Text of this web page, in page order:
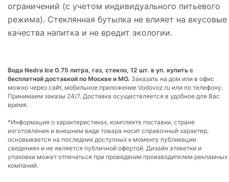
ограничений (с учетом индивидуального питьевого
режима). Стеклянная бутылка не влияет на вкусовые
качества напитка и не вредит экологии.
Вода Nedra Ice 0.75 литра, газ, стекло, 12 шт. в уп. купить с
бесплатной доставкой по Москве и МО. Заказать на дом или в офис
можно через сайт, мобильное приложение Vodovoz.ru или по телефону.
Принимаем заказы 24/7. Доставка осуществляется в удобное для Вас
время.
*Информация о характеристиках, комплекте поставки, стране
изготовления и внешнем виде товара носит справочный характер,
основывается на последних доступных к моменту публикации
сведениях и не является публичной офертой. Дизайн этикетки и
упаковки может отличаться при проведении производителем рекламных
компаний.